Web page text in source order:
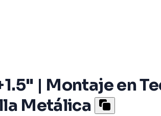
| Montaje en
Metálica